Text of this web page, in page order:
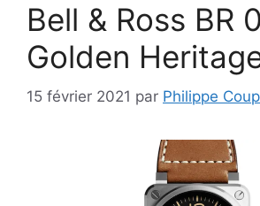
Bell & Ross BR
Golden
15 février 2021 par Philippe